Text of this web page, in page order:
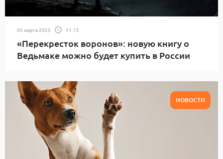
05 марта 2025 11:15
«Перекресток воронов»: новую книгу о
Ведьмаке можно будет купить в России
НОВОСТИ